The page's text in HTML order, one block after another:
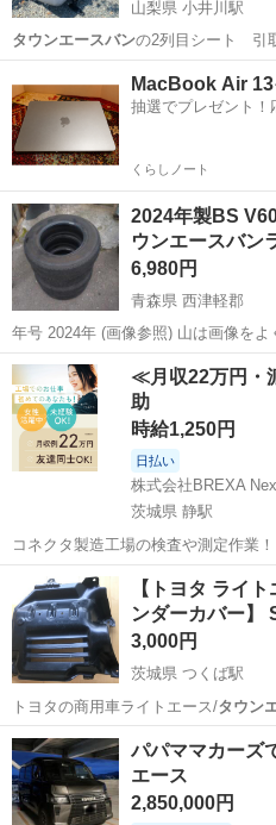
山梨県 小井川駅
タウンエースバンの2列目シート 引
南アルプス市 小井川駅
タウンエースバン
MacBook Air
抽選でプレゼント！
くらしノート
2024年製BS
ウンエースバン
6,980円
青森県 西津軽郡
年号 2024年 (画像参照) 山は画像をよくご確認下さい。 およそ4ミリ前
後。 組み込み時エア漏れ等ございませんでしたがひび割れとか見落し
有るかもしれません。 新品同様のク
はご遠慮くだ...
青森 西津軽郡 タイヤ、ホイ
≪月収22万円・
助
時給1,250円
日払い
株式会社BREXA
茨城県 静駅
コネクタ製造工場の検査や測定作業
日128日★クリーンルーム内作業★マ
★就業先食堂利用可！日払い制度あり！
工場のお仕事 ◇コネクタ製造工...
茨城 常陸大宮市 静駅 そ
【トヨタ ライ
3,000円
茨城県 つくば駅
トヨタの商用車ライトエース/タウン
古です。 …
茨城 つくば市
タウンエースバン
パパママカーズ
エース
2,850,000円